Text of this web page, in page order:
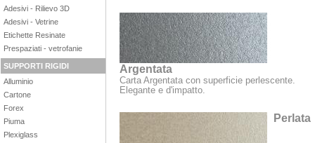
Adesivi - Rilievo 3D
Adesivi - Vetrine
Etichette Resinate
Prespaziati - vetrofanie
SUPPORTI RIGIDI
Alluminio
Cartone
Forex
Piuma
Plexiglass
Argentata
Carta Argentata con superficie perlescente.
Elegante e d'impatto.
Perlata